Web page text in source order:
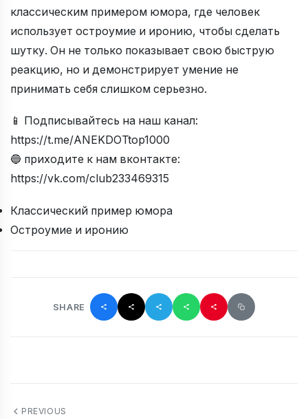
классическим примером юмора, где человек
использует остроумие и иронию, чтобы сделать
шутку. Он не только показывает свою быструю
реакцию, но и демонстрирует умение не
принимать себя слишком серьезно.
📱 Подписывайтесь на наш канал:
https://t.me/ANEKDOTtop1000
🔵 приходите к нам вконтакте:
https://vk.com/club233469315
Классический пример юмора
Остроумие и иронию
SHARE
PREVIOUS